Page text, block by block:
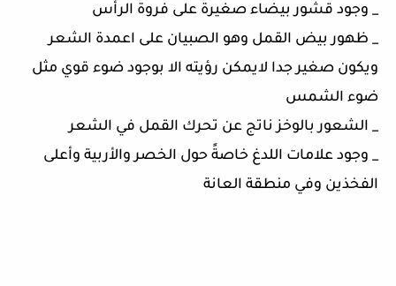
_ وجود قشور بيضاء صغيرة على فروة الرأس
_ ظهور بيض القمل وهو الصبيان على اعمدة الشعر
ويكون صغير جدا لايمكن رؤيته الا بوجود ضوء قوي مثل
ضوء الشمس
_ الشعور بالوخز ناتج عن تحرك القمل في الشعر
_ وجود علامات اللدغ خاصةً حول الخصر والأربية وأعلى
الفخذين وفي منطقة العانة